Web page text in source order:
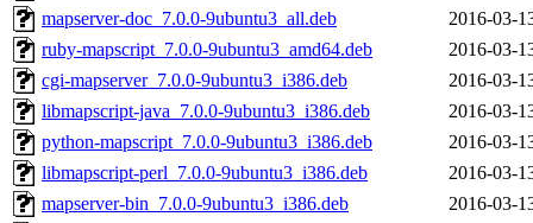
mapserver-doc_7.0.0-9ubuntu3_all.deb
2016-03-
ruby-mapscript_7.0.0-9ubuntu3_amd64.deb
2016-03-
cgi-mapserver_7.0.0-9ubuntu3_i386.deb
2016-03-
libmapscript-java_7.0.0-9ubuntu3_i386.deb
2016-03-
python-mapscript_7.0.0-9ubuntu3_i386.deb
2016-03-
libmapscript-perl_7.0.0-9ubuntu3_i386.deb
2016-03-
mapserver-bin_7.0.0-9ubuntu3_i386.deb
2016-03-